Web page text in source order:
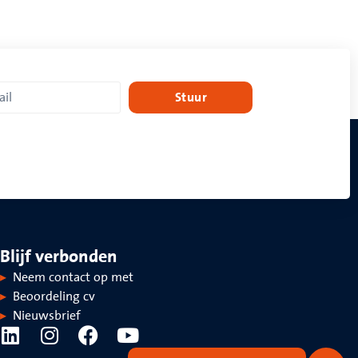
Stuur
Blijf verbonden
Neem contact op met
Beoordeling cv
Nieuwsbrief